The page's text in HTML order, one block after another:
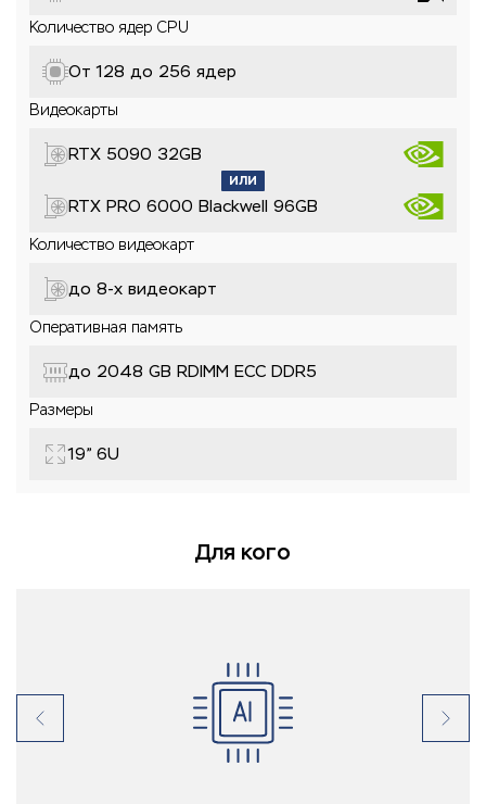
Количество ядер CPU
От 128 до 256 ядер
Видеокарты
RTX 5090 32GB
RTX PRO 6000 Blackwell 96GB
Количество видеокарт
до 8-x видеокарт
Оперативная память
до 2048 GB RDIMM ECC DDR5
Размеры
19” 6U
Для кого